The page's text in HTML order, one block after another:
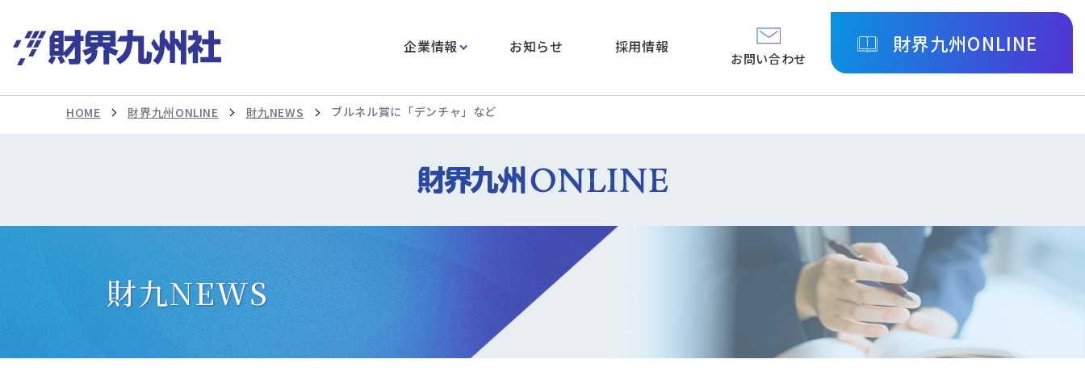
企業情報 お知らせ 採用情報
お問い合わせ
財界九州ONLINE
HOME 財界九州ONLINE 財九NEWS ブルネル賞に「デンチャ」など
財九NEWS